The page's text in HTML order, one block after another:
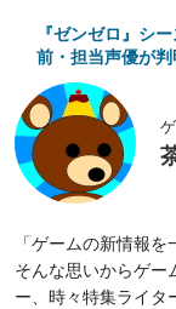
『ゼンゼロ』シ
前・担当声優が
「ゲームの新情報
そんな思いからゲー
ー、時々特集ライタ